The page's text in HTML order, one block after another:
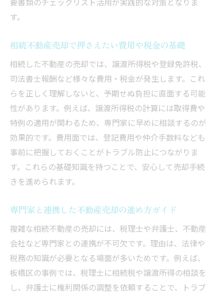
専門家と連携して登記ミスを防ぐポイント
相続登記で発生しやすい疑問と解決策まと
め
不動産売却に直結する登記手続きの重要性
売却後の税金や費用を抑える賢い方法
不動産売却後の税金を抑える節税対策の基
本
売却にかかる諸費用や控除のポイント解説
相続不動産売却時の確定申告をスムーズに
費用削減につながるサービスや制度の活用
術
不動産売却後の資産運用も視野に入れた提
案
専門家と連携した不動産売却の実践ガイド
す。
相続不動産売却で押さえたい費用や税金の基礎
相続した不動産の売却では、譲渡所得税や登録免許税、
司法書士報酬など様々な費用・税金が発生します。これ
らを正しく理解しないと、予期せぬ負担に直面する可能
性があります。例えば、譲渡所得税の計算には取得費や
特例の適用が関わるため、専門家に早めに相談するのが
効果的です。費用面では、登記費用や仲介手数料なども
事前に把握しておくことがトラブル防止につながりま
す。これらの基礎知識を持つことで、安心して売却手続
きを進められます。
専門家と連携した不動産売却の進め方ガイド
複雑な相続不動産の売却には、税理士や弁護士、不動産
会社など専門家との連携が不可欠です。理由は、法律や
税務の知識が必要となる場面が多いためです。例えば、
板橋区の事例では、税理士に相続税や譲渡所得の相談を
し、弁護士に権利関係の調整を依頼することで、トラブ